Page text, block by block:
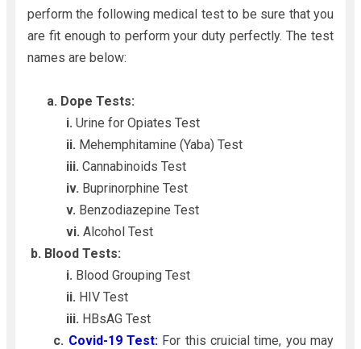
perform the following medical test to be sure that you
are fit enough to perform your duty perfectly. The test
names are below:
a. Dope Tests:
i. Urine for Opiates Test
ii. Mehemphitamine (Yaba) Test
iii. Cannabinoids Test
iv. Buprinorphine Test
v. Benzodiazepine Test
vi. Alcohol Test
b. Blood Tests:
i. Blood Grouping Test
ii. HIV Test
iii. HBsAG Test
c. Covid-19 Test: For this cruicial time, you may